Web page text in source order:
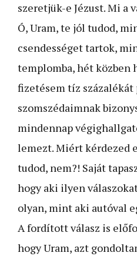
szeretjük-e Jézust. Mi a
Ó, Uram, te jól tudod,
csendességet tartok,
templomba, hét közben
fizetésem tíz százalékát
szomszédaimnak
mindennap
lemezt. Miért kér­dezed
tudod, nem?! Saját
hogy aki ilyen
olyan, mint aki autóval
A fordított válasz is
hogy Uram, azt